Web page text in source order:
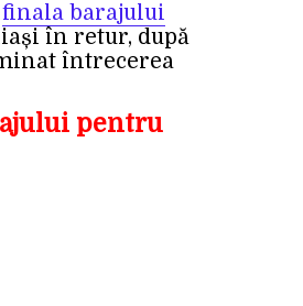
finala barajului
în retur, după
întrecerea
pentru